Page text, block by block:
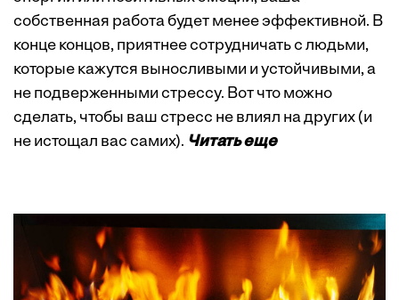
собственная работа будет менее эффективной. В
конце концов, приятнее сотрудничать с людьми,
которые кажутся выносливыми и устойчивыми, а
не подверженными стрессу. Вот что можно
сделать, чтобы ваш стресс не влиял на других (и
не истощал вас самих). Читать еще